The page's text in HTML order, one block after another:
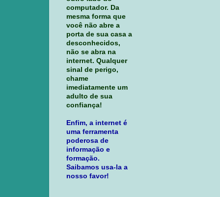
computador. Da
mesma forma que
você não abre a
porta de sua casa a
desconhecidos,
não se abra na
internet. Qualquer
sinal de perigo,
chame
imediatamente um
adulto de sua
confiança!
Enfim, a internet é
uma ferramenta
poderosa de
informação e
formação.
Saibamos usa-la a
nosso favor!